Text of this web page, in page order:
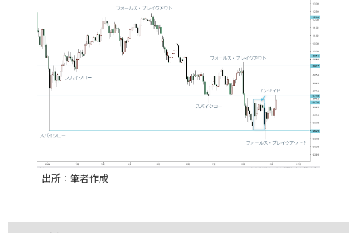
出所：筆者作成